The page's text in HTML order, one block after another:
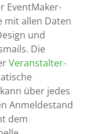
EventMaker-
mit allen Daten
und
Die
Veranstalter-
über jedes
Anmeldestand
dem